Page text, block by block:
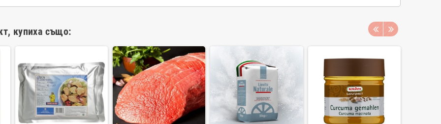
купиха също: